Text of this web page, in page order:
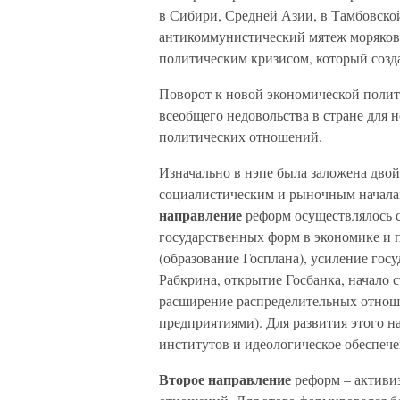
в Сибири, Средней Азии, в
антикоммунистический мятеж
политическим кризисом, который
Поворот к новой экономической
всеобщего недовольства в стране
политических отношений.
Изначально в нэпе была заложена
социалистическим и рыночным
направлениереформ
государственных форм в экономике и
(образование Госплана), усиление
Рабкрина, открытие Госбанка,
расширение распределительных
предприятиями). Для развития этого
институтов и идеологическое
Второе направлениереформ –